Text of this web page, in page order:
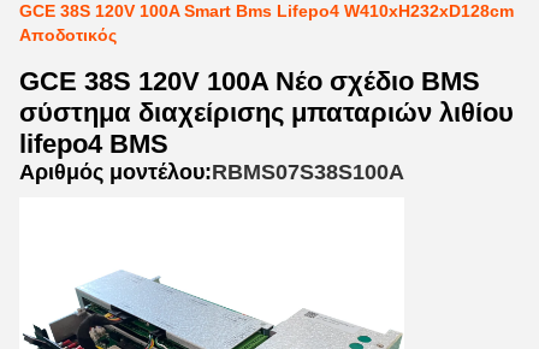
GCE 38S 120V 100A Smart Bms Lifepo4 W410xH232xD128cm
Αποδοτικός
GCE 38S 120V 100A Νέο σχέδιο BMS
σύστημα διαχείρισης μπαταριών λιθίου
lifepo4 BMS
Αριθμός μοντέλου:RBMS07S38S100A